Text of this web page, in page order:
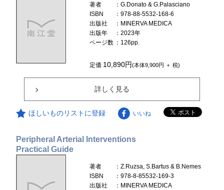
著者
：G.Donato & G.Palasciano
ISBN
：978-88-5532-168-6
出版社
：MINERVA MEDICA
出版年
：2023年
ページ数 ：126pp.
定価 10,890円(本体9,900円 ＋ 税)
詳しく見る
ほしいものリストに登録 いいね
Peripheral Arterial Interventions
Practical Guide
著者
：Z.Ruzsa, S.Bartus & B.Nemes
ISBN
：978-8-85532-169-3
出版社
：MINERVA MEDICA